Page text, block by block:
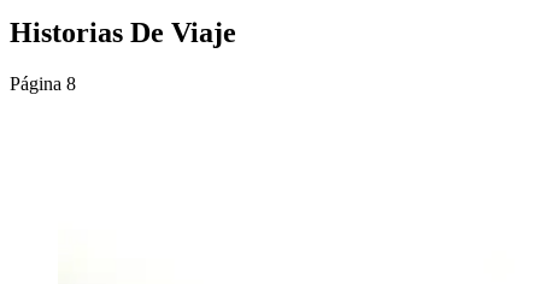
Historias De Viaje
Página 8